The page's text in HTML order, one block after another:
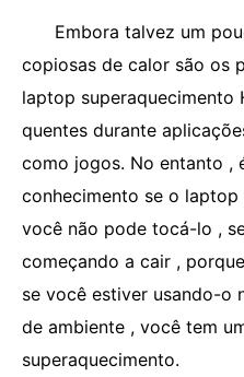
Embora talvez um
copiosas de calor são os
laptop
quentes durante
como jogos. No entanto ,
conhecimento se o
você não pode tocá-lo ,
começando a cair ,
se você estiver usando-o
de ambiente , você tem
superaquecimento.